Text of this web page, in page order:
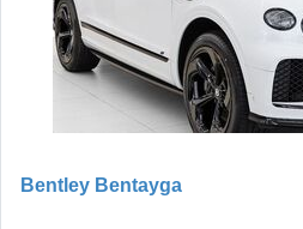
Bentley Bentayga